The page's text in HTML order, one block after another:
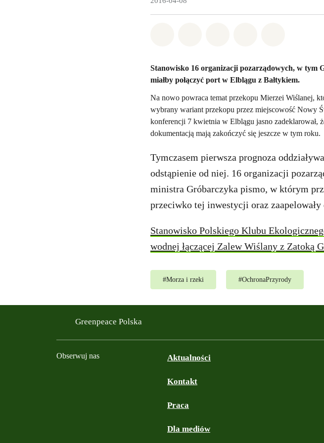
Stanowisko 16 organizacji pozarządowych, w tym
miałby połączyć port w Elblągu z Bałtykiem.
Na nowo powraca temat przekopu Mierzei Wiślanej,
wybrany wariant przekopu przez miejscowość Nowy
konferencji 7 kwietnia w Elblągu jasno zadeklarował,
dokumentacją mają zakończyć się jeszcze w tym roku.
Tymczasem pierwsza prognoza
odstąpienie od niej. 16 organizacji
ministra Gróbarczyka pismo, w którym
przeciwko tej inwestycji oraz
Stanowisko Polskiego Klubu
wodnej łączącej Zalew Wiślany z Zatoką
#Morza i rzeki #OchronaPrzyrody
Greenpeace Polska
Obserwuj nas Aktualności
Kontakt
Praca
Dla mediów